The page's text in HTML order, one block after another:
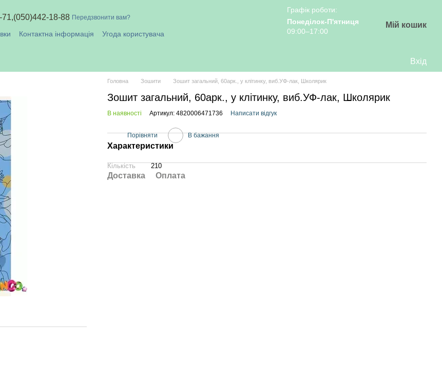
71,(050)442-18-88 Передзвонити вам?
Контактна інформація
Угода користувача
Графік роботи:
Понеділок-П'ятниця
09:00–17:00
Мій кошик
Вхід
Головна Зошити Зошит загальний, 60арк., у клітинку, виб.УФ-лак, Школярик
Зошит загальний, 60арк., у клітинку, виб.УФ-лак, Школярик
В наявності Артикул: 4820006471736 Написати відгук
Порівняти В бажання
Характеристики
Кількість 210
Доставка Оплата